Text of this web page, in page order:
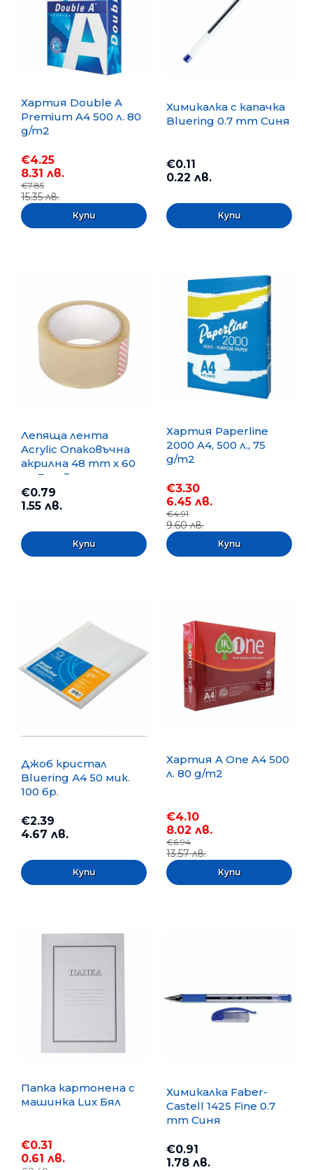
Хартия Double A
Premium A4 500 л. 80
g/m2
€4.25
8.31 лв.
€7.85
15.35 лв.
Химикалка с капачка
Bluering 0.7 mm Синя
€0.11
0.22 лв.
Лепяща лента
Acrylic Опаковъчна
акрилна 48 mm x 60
m, Безцветна
€0.79
1.55 лв.
Хартия Paperline
2000 A4, 500 л., 75
g/m2
€3.30
6.45 лв.
€4.91
9.60 лв.
Джоб кристал
Bluering А4 50 мик.
100 бр.
€2.39
4.67 лв.
Хартия A One A4 500
л. 80 g/m2
€4.10
8.02 лв.
€6.94
13.57 лв.
Папка картонена с
машинка Lux Бял
€0.31
0.61 лв.
Химикалка Faber-
Castell 1425 Fine 0.7
mm Синя
€0.91
1.78 лв.